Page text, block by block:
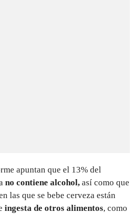
apuntan que el 13% del
no contiene alcohol, así como que
las que se bebe cerveza están
ingesta de otros alimentos, como